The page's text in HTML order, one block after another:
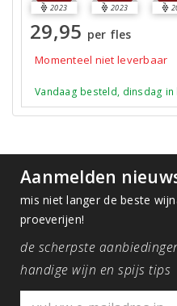
2023 2023
29,95 per fles
Momenteel niet leverbaar
Vandaag besteld, dinsdag in
Aanmelden
mis niet langer de beste
proeverijen!
de scherpste
handige wijn en spijs tips